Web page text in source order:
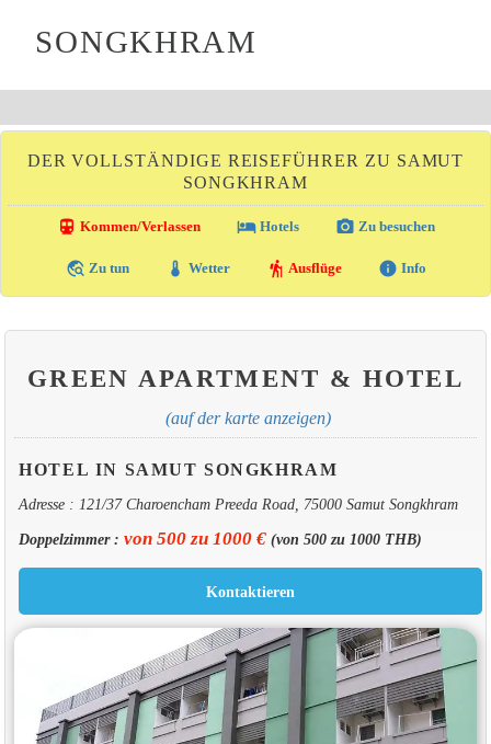
SONGKHRAM
DER VOLLSTÄNDIGE REISEFÜHRER ZU SAMUT
SONGKHRAM
directions_transit Kommen/Verlassen local_hotelHotels photo_camera Zu besuchen
travel_explore Zu tun thermostat Wetter hiking Ausflüge info Info
GREEN APARTMENT & HOTEL
(auf der karte anzeigen)
HOTEL IN SAMUT SONGKHRAM
Adresse : 121/37 Charoencham Preeda Road, 75000 Samut Songkhram
Doppelzimmer : von 500 zu 1000 €(von 500 zu 1000 THB)